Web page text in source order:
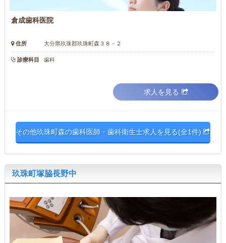
倉成歯科医院
住所 大分県玖珠郡玖珠町森３８－２
診療科目 歯科
求人を見る
その他玖珠町森の歯科医師・歯科衛生士求人を見る(全1件)
玖珠町塚脇長野中